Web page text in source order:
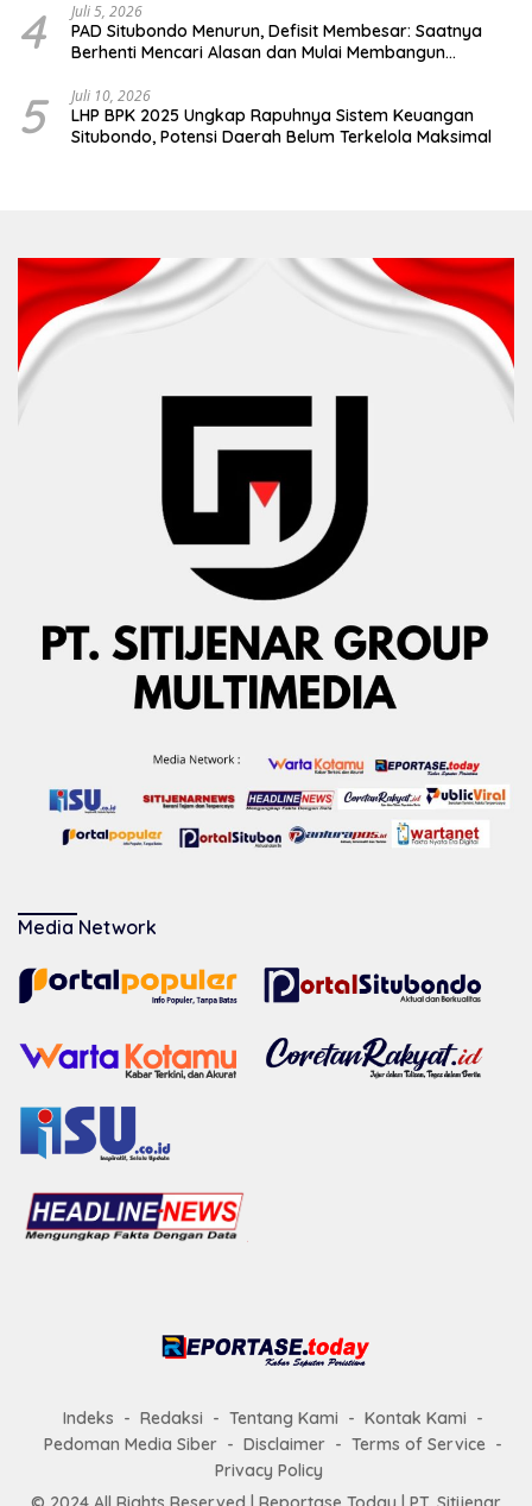
4 Juli 5, 2026
PAD Situbondo Menurun, Defisit Membesar: Saatnya
Berhenti Mencari Alasan dan Mulai Membangun
5 Juli 10, 2026
LHP BPK 2025 Ungkap Rapuhnya Sistem Keuangan
Situbondo, Potensi Daerah Belum Terkelola Maksimal
Media Network
Indeks Redaksi Tentang Kami
Kontak Kami
Pedoman Media Siber
Disclaimer
Terms of Service
Privacy Policy